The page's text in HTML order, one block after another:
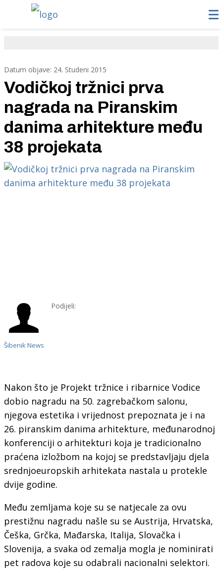
Datum objave: 24. Studeni 2015
Vodičkoj tržnici prva
nagrada na Piranskim
danima arhitekture među
38 projekata
Šibenik News
Podijeli:
Nakon što je Projekt tržnice i ribarnice Vodice
dobio nagradu na 50. zagrebačkom salonu,
njegova estetika i vrijednost prepoznata je i na
26. piranskim danima arhitekture, međunarodnoj
konferenciji o arhitekturi koja je tradicionalno
praćena izložbom na kojoj se predstavljaju djela
srednjoeuropskih arhitekata nastala u protekle
dvije godine.
Među zemljama koje su se natjecale za ovu
prestižnu nagradu našle su se Austrija, Hrvatska,
Češka, Grčka, Mađarska, Italija, Slovačka i
Slovenija, a svaka od zemalja mogla je nominirati
pet radova koje su odabrali nacionalni selektori.